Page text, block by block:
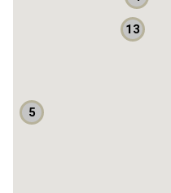
Arifin - 0895388519282
Sumber air: PAM
Apakah mobil masuk? Masuk
5
13